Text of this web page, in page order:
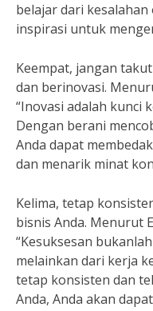
belajar dari
inspirasi untuk
Keempat, jangan
dan berinovasi.
“Inovasi adalah kunci
Dengan berani
Anda dapat
dan menarik minat
Kelima, tetap
bisnis Anda. Menurut
“Kesuksesan
melainkan dari kerja
tetap konsisten dan
Anda, Anda akan